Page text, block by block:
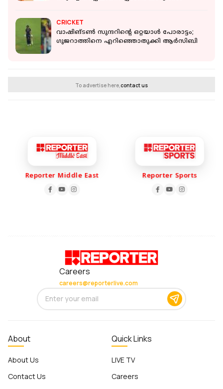
CRICKET
വാഷിങ്ടണ്‍ സുന്ദറിന്റെ ഒറ്റയാൾ പോരാട്ടം;
ഗുജറാത്തിനെ എറിഞ്ഞൊതുക്കി ആര്‍സിബി
To advertise here,contact us
Reporter Middle East Reporter Sports
Careers
careers@reporterlive.com
About
About Us
Contact Us
Quick Links
LIVE TV
Careers